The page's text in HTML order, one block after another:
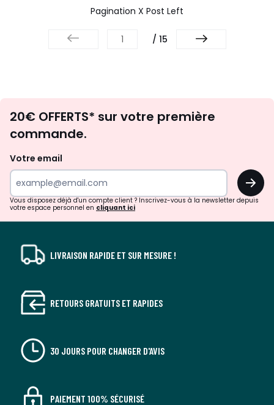
Pagination X Post Left
/ 15
d'inspirations
surprises?
20€ OFFERTS* sur votre première
commande.
Votre email
OK
Vous disposez déjà d'un compte client ? Inscrivez-vous à la newsletter depuis
votre espace personnel en cliquant ici
LIVRAISON RAPIDE ET SUR MESURE !
RETOURS GRATUITS ET RAPIDES
30 JOURS POUR CHANGER D'AVIS
PAIEMENT 100% SÉCURISÉ